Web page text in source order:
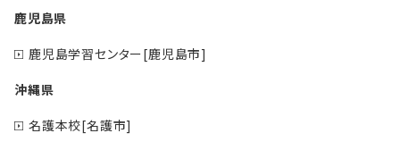
鹿児島県
鹿児島学習センター[鹿児島市]
沖縄県
名護本校[名護市]